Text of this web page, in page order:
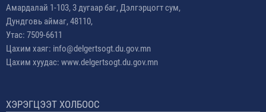
Амардалай 1-103, 3 дугаар баг, Дэлгэрцогт сум,
Дундговь аймаг, 48110,
Утас: 7509-6611
Цахим хаяг: info@delgertsogt.du.gov.mn
Цахим хуудас: www.delgertsogt.du.gov.mn
ХЭРЭГЦЭЭТ ХОЛБООС